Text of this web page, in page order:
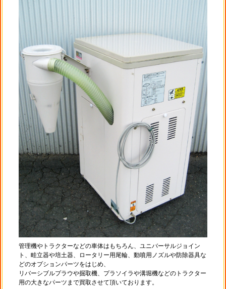
管理機やトラクターなどの車体はもちろん、ユニバーサルジョイン
ト、畦立器や培土器、ロータリー用尾輪、動噴用ノズルや防除器具な
どのオプションパーツをはじめ、
リバーシブルプラウや掘取機、プラソイラや溝堀機などのトラクター
用の大きなパーツまで買取させて頂いております。